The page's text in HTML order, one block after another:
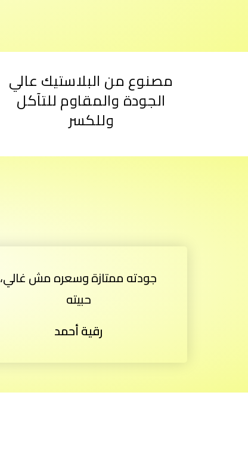
مصنوع من البلاستيك عالي
الجودة والمقاوم للتآكل
وللكسر
جودته ممتازة وسعره مش غالي،
حبيته
رقية أحمد